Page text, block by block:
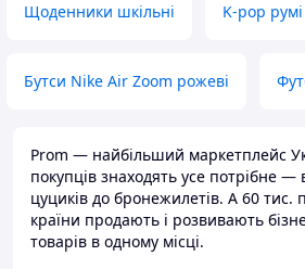
Щоденники шкільні K-pop
Бутси Nike Air Zoom рожеві
Prom — найбільший маркетплейс
покупців знаходять усе потрібне —
цуциків до бронежилетів. А 60 тис.
країни продають і розвивають
товарів в одному місці.